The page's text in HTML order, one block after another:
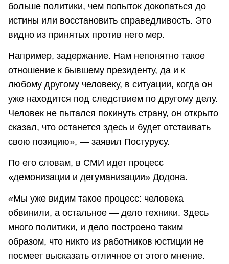
больше политики, чем попыток докопаться до
истины или восстановить справедливость. Это
видно из принятых против него мер.
Например, задержание. Нам непонятно такое
отношение к бывшему президенту, да и к
любому другому человеку, в ситуации, когда он
уже находится под следствием по другому делу.
Человек не пытался покинуть страну, он открыто
сказал, что останется здесь и будет отстаивать
свою позицию», — заявил Постурусу.
По его словам, в СМИ идет процесс
«демонизации и дегуманизации» Додона.
«Мы уже видим такое процесс: человека
обвинили, а остальное — дело техники. Здесь
много политики, и дело построено таким
образом, что никто из работников юстиции не
посмеет высказать отличное от этого мнение.